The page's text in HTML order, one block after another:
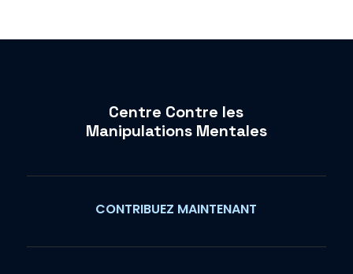
Centre Contre les
Manipulations Mentales
CONTRIBUEZ MAINTENANT